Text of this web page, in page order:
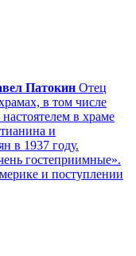
Патокин Отец
в том числе
в храме
и
в 1937 году.
гостеприимные».
и поступлении